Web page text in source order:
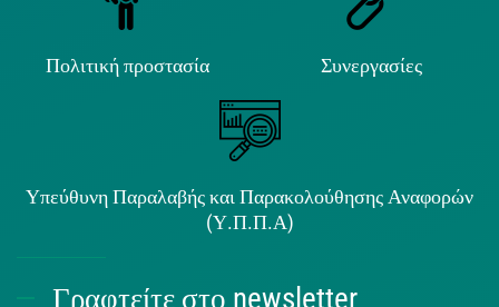
Πολιτική προστασία Συνεργασίες
Υπεύθυνη Παραλαβής και Παρακολούθησης Αναφορών
(Υ.Π.Π.Α)
Γραφτείτε στο newsletter